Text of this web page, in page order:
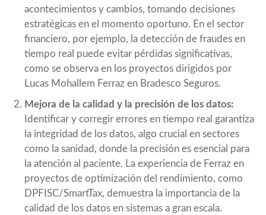
acontecimientos y cambios, tomando decisiones
estratégicas en el momento oportuno. En el sector
financiero, por ejemplo, la detección de fraudes en
tiempo real puede evitar pérdidas significativas,
como se observa en los proyectos dirigidos por
Lucas Mohallem Ferraz en Bradesco Seguros.
Mejora de la calidad y la precisión de los datos:
Identificar y corregir errores en tiempo real garantiza
la integridad de los datos, algo crucial en sectores
como la sanidad, donde la precisión es esencial para
la atención al paciente. La experiencia de Ferraz en
proyectos de optimización del rendimiento, como
DPFISC/SmartTax, demuestra la importancia de la
calidad de los datos en sistemas a gran escala.